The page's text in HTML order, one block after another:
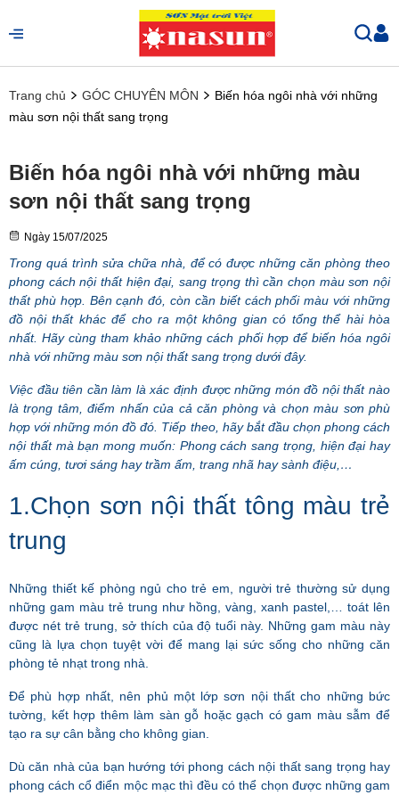
Trang chủ GÓC CHUYÊN MÔN
Biến hóa ngôi nhà với những
màu sơn nội thất sang trọng
Biến hóa ngôi nhà với những màu
sơn nội thất sang trọng
Ngày 15/07/2025
Trong quá trình sửa chữa nhà, để có được những căn phòng theo
phong cách nội thất hiện đại, sang trọng thì cần chọn màu sơn nội
thất phù hợp. Bên cạnh đó, còn cần biết cách phối màu với những
đồ nội thất khác để cho ra một không gian có tổng thể hài hòa
nhất. Hãy cùng tham khảo những cách phối hợp để biến hóa ngôi
nhà với những màu sơn nội thất sang trọng dưới đây.
Việc đầu tiên cần làm là xác định được những món đồ nội thất nào
là trọng tâm, điểm nhấn của cả căn phòng và chọn màu sơn phù
hợp với những món đồ đó. Tiếp theo, hãy bắt đầu chọn phong cách
nội thất mà bạn mong muốn: Phong cách sang trọng, hiện đại hay
ấm cúng, tươi sáng hay trầm ấm, trang nhã hay sành điệu,…
1.Chọn sơn nội thất tông màu trẻ
trung
Những thiết kế phòng ngủ cho trẻ em, người trẻ thường sử dụng
những gam màu trẻ trung như hồng, vàng, xanh pastel,… toát lên
được nét trẻ trung, sở thích của độ tuổi này. Những gam màu này
cũng là lựa chọn tuyệt vời để mang lại sức sống cho những căn
phòng tẻ nhạt trong nhà.
Để phù hợp nhất, nên phủ một lớp sơn nội thất cho những bức
tường, kết hợp thêm làm sàn gỗ hoặc gạch có gam màu sẫm để
tạo ra sự cân bằng cho không gian.
Dù căn nhà của bạn hướng tới phong cách nội thất sang trọng hay
phong cách cổ điển mộc mạc thì đều có thể chọn được những gam